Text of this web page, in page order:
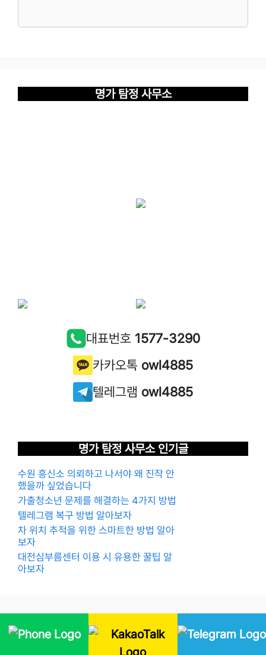
명가 탐정 사무소
대표번호 1577-3290
카카오톡 owl4885
텔레그램 owl4885
명가 탐정 사무소 인기글
수원 흥신소 의뢰하고 나서야 왜 진작 안
했을까 싶었습니다
가출청소년 문제를 해결하는 4가지 방법
텔레그램 복구 방법 알아보자
차 위치 추적을 위한 스마트한 방법 알아
보자
대전심부름센터 이용 시 유용한 꿀팁 알
아보자
© 2026 명가탐정사무소. All Rights Reserved.
대표번호1577-3290 카카오톡owl4885 텔레그램owl4885